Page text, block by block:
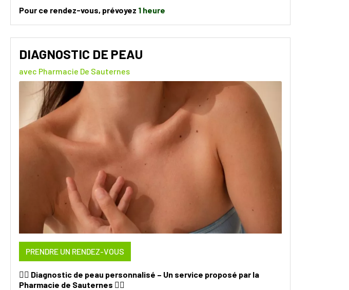
Pour ce rendez-vous, prévoyez 1 heure
DIAGNOSTIC DE PEAU
avec Pharmacie De Sauternes
PRENDRE UN RENDEZ-VOUS
💆‍♀️ Diagnostic de peau personnalisé – Un service proposé par la
Pharmacie de Sauternes 💆‍♀️